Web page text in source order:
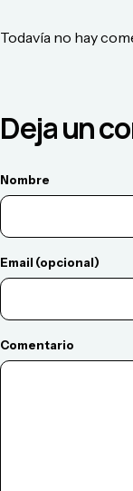
Todavía no hay
Deja un
Nombre
Email (opcional)
Comentario